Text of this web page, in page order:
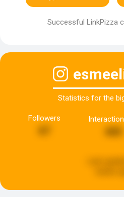
Successful LinkPizza
Statistics for the
Followers
443